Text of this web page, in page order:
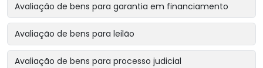
Avaliação de bens para garantia em financiamento
Avaliação de bens para leilão
Avaliação de bens para processo judicial